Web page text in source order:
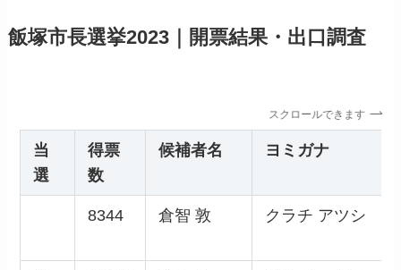
飯塚市長選挙2023｜開票結果・出口調査
スクロールできます
当
選
得票
数
候補者名 ヨミガナ
8344 倉智 敦 クラチ アツシ